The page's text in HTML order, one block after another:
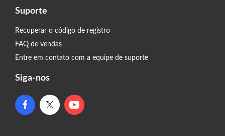
Suporte
Recuperar o código de registro
FAQ de vendas
Entre em contato com a equipe de suporte
Siga-nos